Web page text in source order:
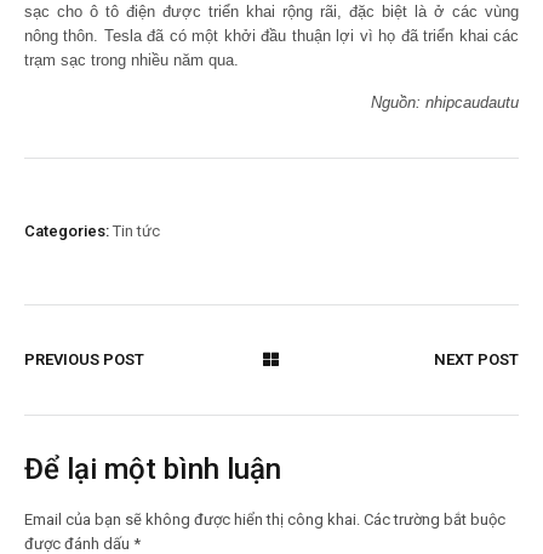
sạc cho ô tô điện được triển khai rộng rãi, đặc biệt là ở các vùng
nông thôn. Tesla đã có một khởi đầu thuận lợi vì họ đã triển khai các
trạm sạc trong nhiều năm qua.
Nguồn: nhipcaudautu
Categories: Tin tức
PREVIOUS POST NEXT POST
Để lại một bình luận
Email của bạn sẽ không được hiển thị công khai. Các trường bắt buộc
được đánh dấu *